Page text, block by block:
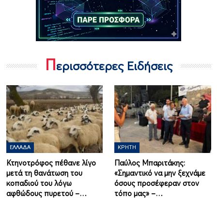
Περισσότερες Ειδήσεις
ΕΛΛΆΔΑ
Κτηνοτρόφος πέθανε λίγο
μετά τη θανάτωση του
κοπαδιού του λόγω
αφθώδους πυρετού –…
ΚΡΉΤΗ
Παύλος Μπαριτάκης:
«Σημαντικό να μην ξεχνάμε
όσους προσέφεραν στον
τόπο μας» –…